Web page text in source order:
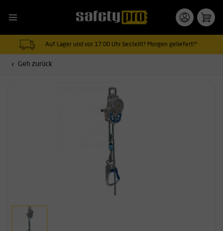
Auf Lager und vor 17:00 Uhr bestellt? Morgen geliefert!*
Geh zurück